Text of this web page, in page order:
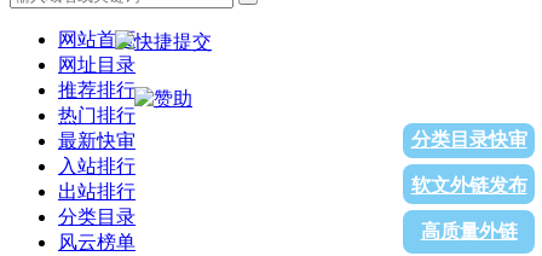
网站首页
网址目录
推荐排行
热门排行
最新快审
入站排行
出站排行
分类目录
风云榜单
分类目录快审
软文外链发布
高质量外链